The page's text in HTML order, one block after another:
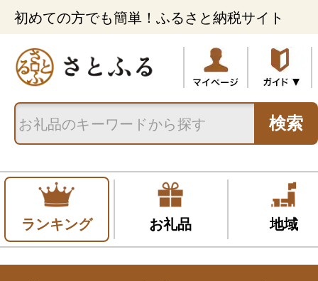
初めての方でも簡単！ふるさと納税サイト
検索
ランキング お礼品 地域